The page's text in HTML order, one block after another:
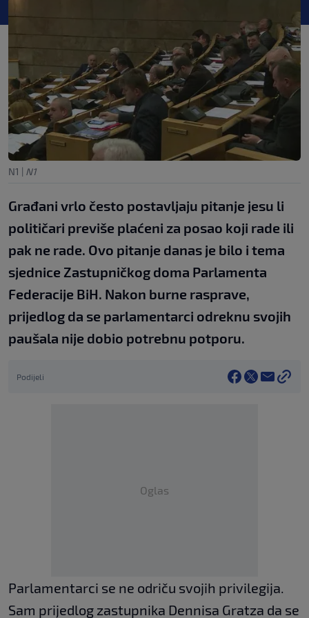
N1 | N1
Građani vrlo često postavljaju pitanje jesu li
političari previše plaćeni za posao koji rade ili
pak ne rade. Ovo pitanje danas je bilo i tema
sjednice Zastupničkog doma Parlamenta
Federacije BiH. Nakon burne rasprave,
prijedlog da se parlamentarci odreknu svojih
paušala nije dobio potrebnu potporu.
Podijeli
Oglas
Parlamentarci se ne odriču svojih privilegija.
Sam prijedlog zastupnika Dennisa Gratza da se